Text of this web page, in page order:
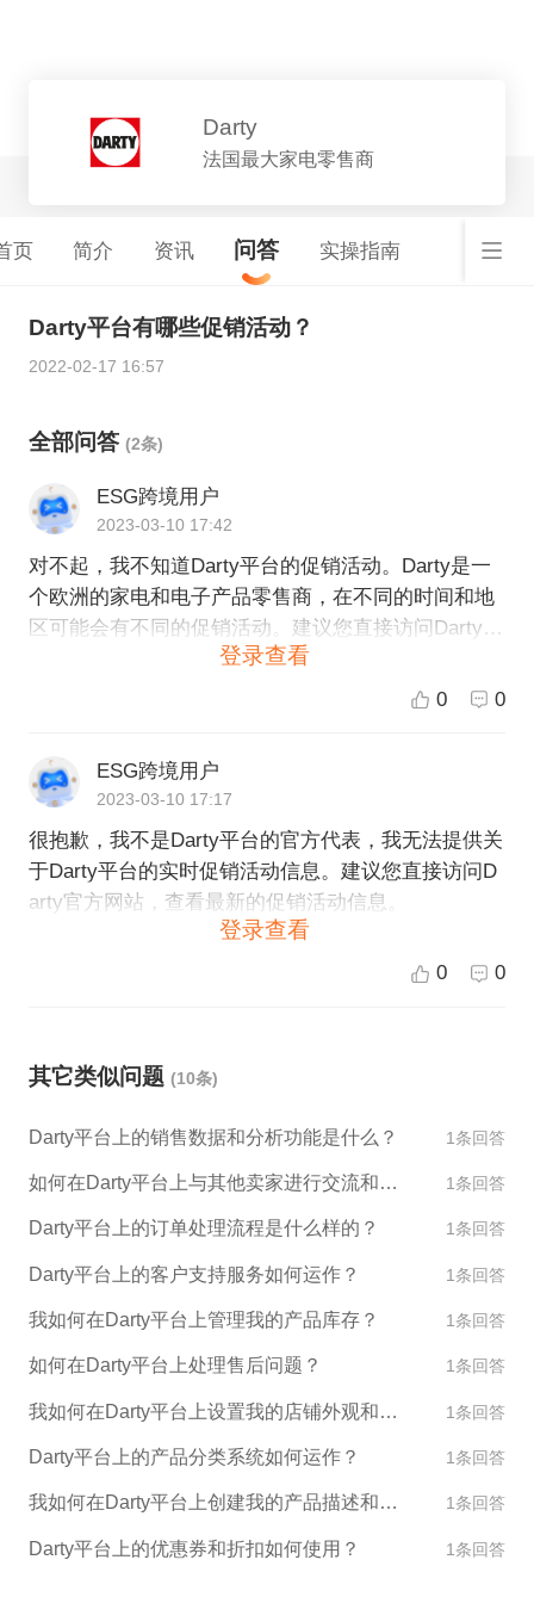
Darty
法国最大家电零售商
页 简介 资讯 问答 实操指南
Darty平台有哪些促销活动？
2022-02-17 16:57
全部问答 (2条)
ESG跨境用户
2023-03-10 17:42
对不起，我不知道Darty平台的促销活动。Darty是一
个欧洲的家电和电子产品零售商，在不同的时间和地
区可能会有不同的促销活动。建议您直接访问Darty的
官方网站或社交媒体页面，以获取最新的促销活动信
登录查看
0 0
ESG跨境用户
2023-03-10 17:17
很抱歉，我不是Darty平台的官方代表，我无法提供关
于Darty平台的实时促销活动信息。建议您直接访问D
arty官方网站，查看最新的促销活动信息。
登录查看
0 0
其它类似问题 (10条)
Darty平台上的销售数据和分析功能是什么？ 1条回答
如何在Darty平台上与其他卖家进行交流和合作？ 1条回答
Darty平台上的订单处理流程是什么样的？ 1条回答
Darty平台上的客户支持服务如何运作？ 1条回答
我如何在Darty平台上管理我的产品库存？ 1条回答
如何在Darty平台上处理售后问题？ 1条回答
我如何在Darty平台上设置我的店铺外观和设计？ 1条回答
Darty平台上的产品分类系统如何运作？ 1条回答
我如何在Darty平台上创建我的产品描述和图片？ 1条回答
Darty平台上的优惠券和折扣如何使用？ 1条回答